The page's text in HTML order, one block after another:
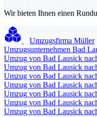
Wir bieten Ihnen einen
Umzugsfirma Müller
Umzugsunternehmen Bad
Umzug von Bad Lausick
Umzug von Bad Lausick
Umzug von Bad Lausick
Umzug von Bad Lausick
Umzug von Bad Lausick
Umzug von Bad Lausick
Umzug von Bad Lausick